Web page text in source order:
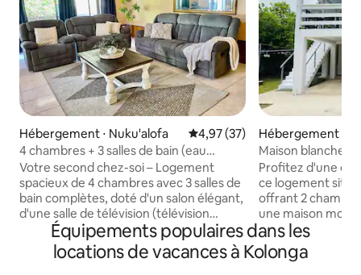
Hébergement ⋅ Nuku'alofa Évaluation moyenne sur la
4,97 (37)
4 chambres + 3 salles de bain (eau
chaude) + WIFI gratuit + TV Netflix
Votre second chez-soi – Logement
spacieux de 4 chambres avec 3 salles de
bain complètes, doté d'un salon élégant,
d'une salle de télévision (télévision
connectée + Netflix) et d'un grand
espace repas. Climatisation dans
chacune des 2 chambres avec salle de
Hébergement ⋅
Maison blanche
Nuku'alofa
Profitez d'une
ce logement
offrant 2
une maison
maison fermée à clé.
commodité 🍃 *Climatisation *Eau
chaude * Wifi gratuit *Espace de travail
Équipements populaires dans les
locations de vacances à Kolonga